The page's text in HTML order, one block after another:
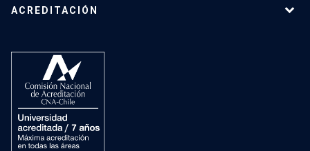
ACREDITACIÓN